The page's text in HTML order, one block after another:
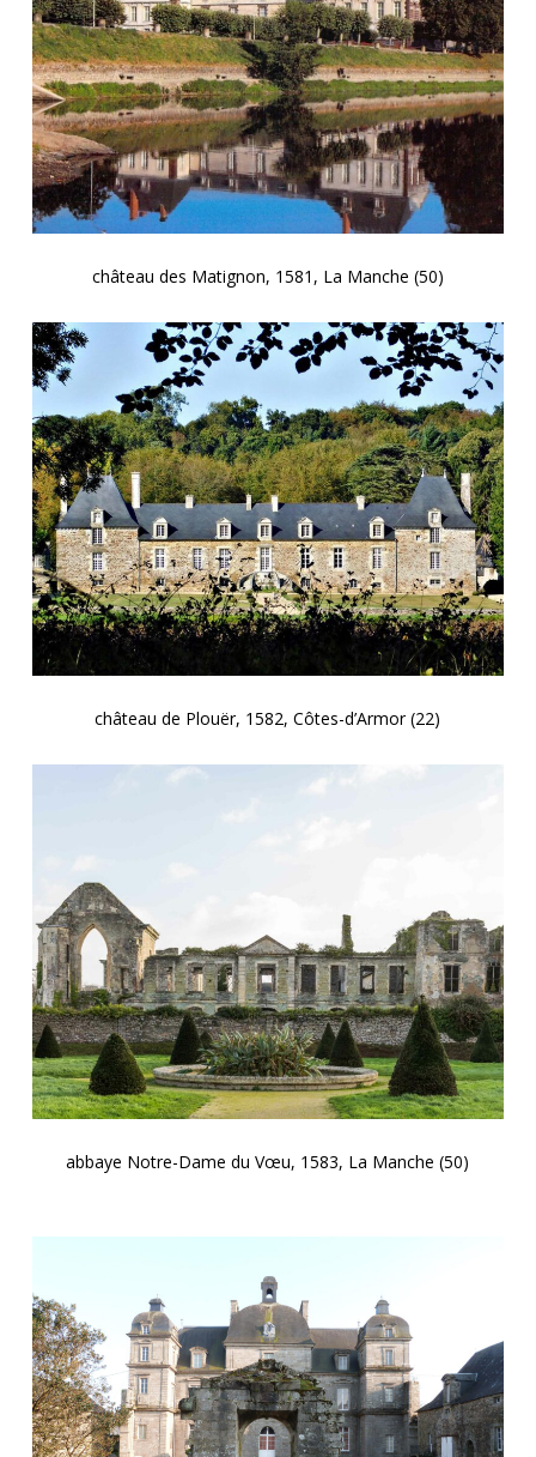
château des Matignon, 1581, La Manche (50)
château de Plouër, 1582, Côtes-d’Armor (22)
abbaye Notre-Dame du Vœu, 1583, La Manche (50)